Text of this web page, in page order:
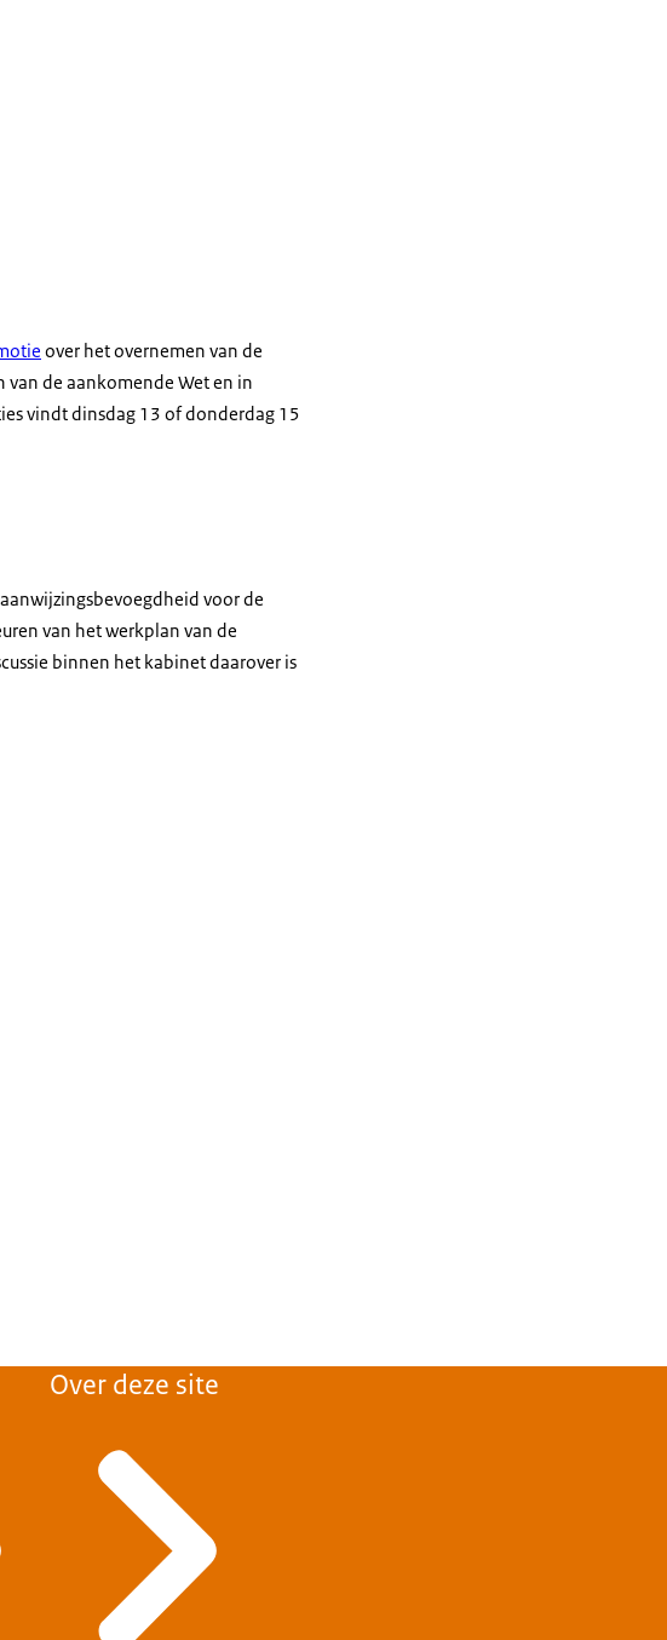
over het overnemen van de
de aankomende Wet en in
vindt dinsdag 13 of donderdag 15
voor de
van het werkplan van de
binnen het kabinet daarover is
Over deze site